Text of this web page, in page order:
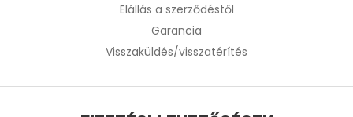
Elállás a szerződéstől
Garancia
Visszaküldés/visszatérítés